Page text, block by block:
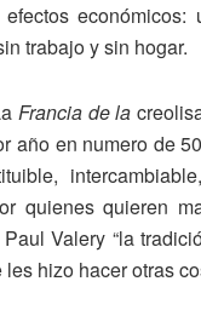
efectos
trabajo y sin hogar.
Francia de la
año en numero de
quienes quieren
Valery “la
les hizo hacer otras